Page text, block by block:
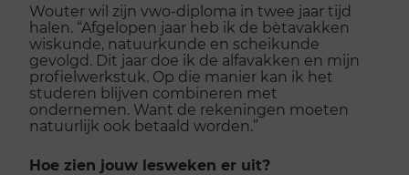
Wouter wil zijn vwo-diploma in twee jaar tijd
halen. “Afgelopen jaar heb ik de bètavakken
wiskunde, natuurkunde en scheikunde
gevolgd. Dit jaar doe ik de alfavakken en mijn
profielwerkstuk. Op die manier kan ik het
studeren blijven combineren met
ondernemen. Want de rekeningen moeten
natuurlijk ook betaald worden.”
Hoe zien jouw lesweken er uit?